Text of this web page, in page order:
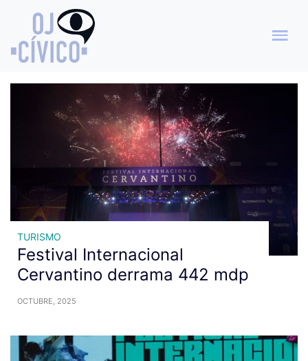
Archivo de etiquetas: FIC
2025
TURISMO
Festival Internacional
Cervantino derrama 442 mdp
OCTUBRE, 2025